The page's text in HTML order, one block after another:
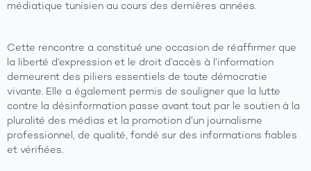
médiatique tunisien au cours des dernières années.
Cette rencontre a constitué une occasion de réaffirmer que
la liberté d’expression et le droit d’accès à l’information
demeurent des piliers essentiels de toute démocratie
vivante. Elle a également permis de souligner que la lutte
contre la désinformation passe avant tout par le soutien à la
pluralité des médias et la promotion d’un journalisme
professionnel, de qualité, fondé sur des informations fiables
et vérifiées.